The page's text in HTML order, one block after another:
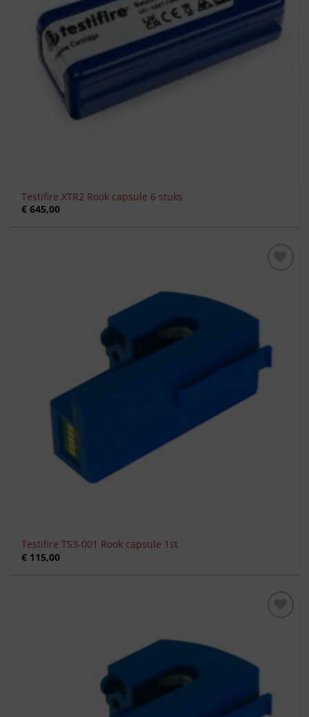
Testifire XTR2 Rook capsule 6 stuks
€ 645,00
verlanglijst
Testifire TS3-001 Rook capsule 1st
€ 115,00
verlanglijst